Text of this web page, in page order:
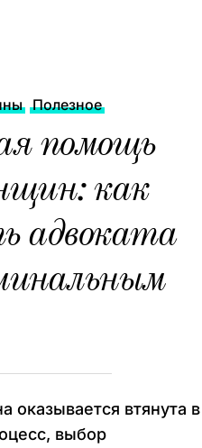
Полезное
помощь
как
адвоката
оказывается втянута в
выбор